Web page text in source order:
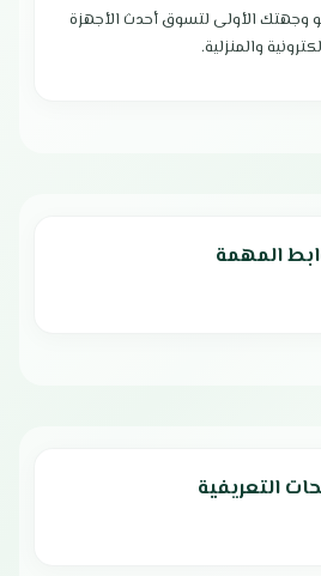
إمكانية الوصول السريع والبسيط إلى
برامج الغسيل
ترسب المسحوق خلال الغسيل
وجهتك الأولى لتسوق أحدث الأجهزة
والمنزلية.
المهمة
التعريفية